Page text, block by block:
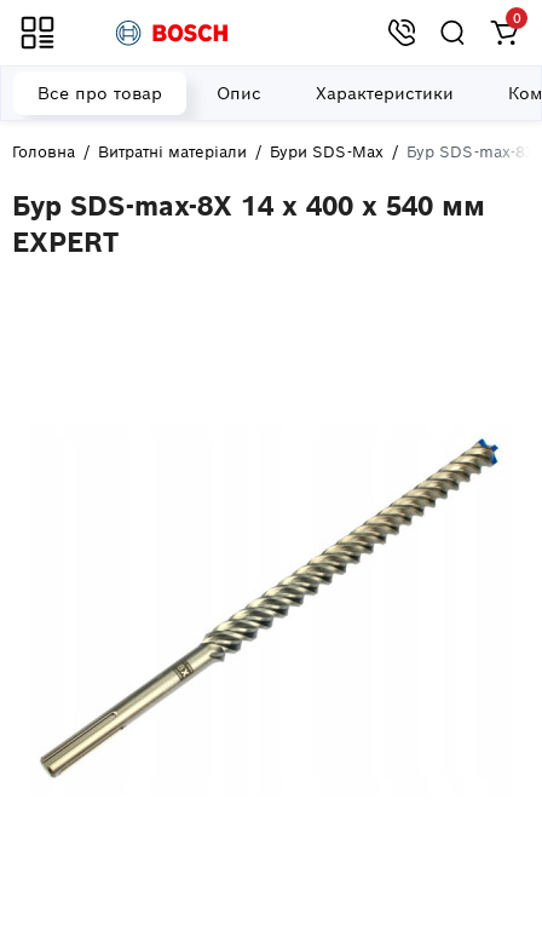
0
Головна Витратні матеріали Бури SDS-Max Бур SDS-max-
Бур SDS-max-8X 14 x 400 x 540 мм
EXPERT
Все про товар Опис Характеристики